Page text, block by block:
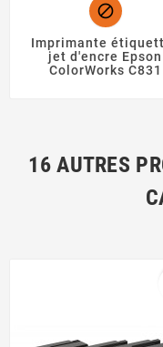

Imprimante
jet d'encre Epson
ColorWorks C831
16 AUTRES